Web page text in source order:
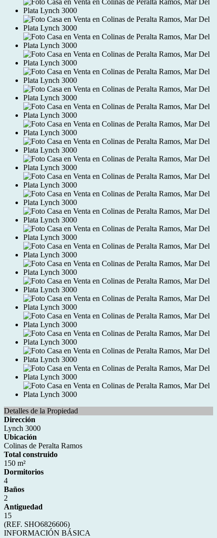
Detalles de la Propiedad
Dirección
Lynch 3000
Ubicación
Colinas de Peralta Ramos
Total construido
150 m²
Dormitorios
4
Baños
2
Antiguedad
15
(REF. SHO6826606)
INFORMACIÓN BÁSICA